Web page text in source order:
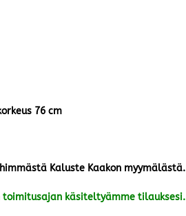
76 cm
Kaluste Kaakon myymälästä.
käsiteltyämme tilauksesi.